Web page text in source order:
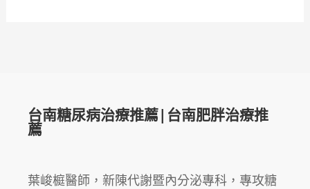
台南糖尿病治療推薦|台南肥胖治療推
薦
葉峻榳醫師，新陳代謝暨內分泌專科，專攻糖